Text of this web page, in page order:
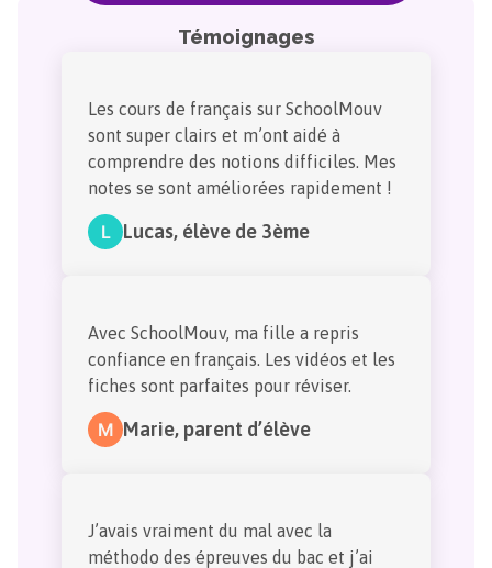
Témoignages
Les cours de français sur SchoolMouv
sont super clairs et m’ont aidé à
comprendre des notions difficiles. Mes
notes se sont améliorées rapidement !
L Lucas, élève de 3ème
Avec SchoolMouv, ma fille a repris
confiance en français. Les vidéos et les
fiches sont parfaites pour réviser.
M Marie, parent d’élève
J’avais vraiment du mal avec la
méthodo des épreuves du bac et j’ai